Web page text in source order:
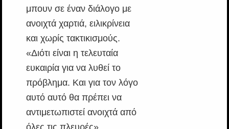
μπουν σε έναν διάλογο με
ανοιχτά χαρτιά, ειλικρίνεια
και χωρίς τακτικισμούς.
«Διότι είναι η τελευταία
ευκαιρία για να λυθεί το
πρόβλημα. Και για τον λόγο
αυτό αυτό θα πρέπει να
αντιμετωπιστεί ανοιχτά από